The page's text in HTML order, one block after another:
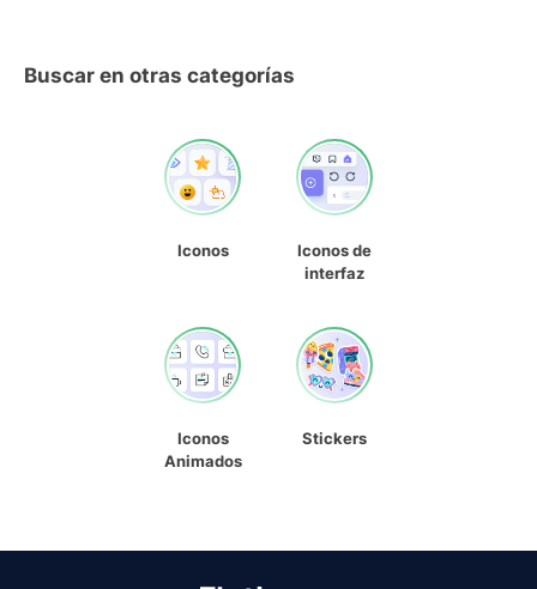
Buscar en otras categorías
Iconos
Iconos de
interfaz
Iconos
Animados
Stickers